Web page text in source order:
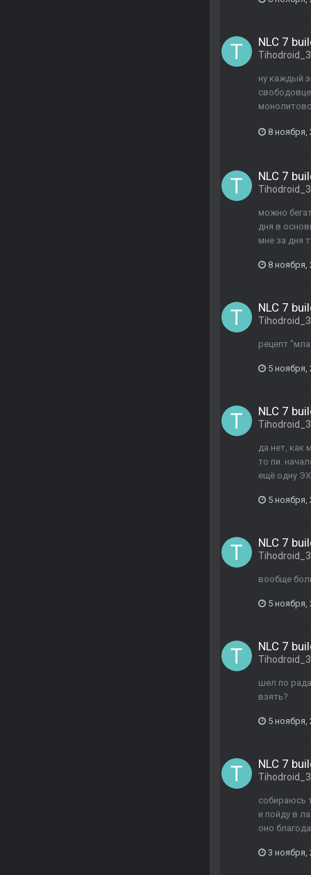
NLC 7
ну каждый
8 ноября,
NLC 7
можно
дня в
мне за дня
8 ноября,
NLC 7
рецепт
5 ноября,
NLC 7
да нет, как
то пи.
ещё одну
5 ноября,
NLC 7
вообще
5 ноября,
NLC 7
шел по
взять?
5 ноября,
NLC 7
собираюсь
и пойду в
оно
3 ноября,